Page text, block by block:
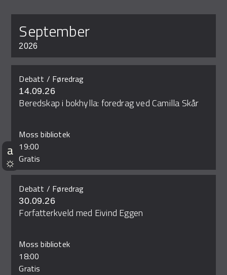
september
2026
Debatt / Føredrag
14.09.26
Beredskap i bokhylla: foredrag ved Camilla Skår
Moss bibliotek
19:00
Gratis
Debatt / Føredrag
30.09.26
Forfatterkveld med Eivind Eggen
Moss bibliotek
18:00
Gratis